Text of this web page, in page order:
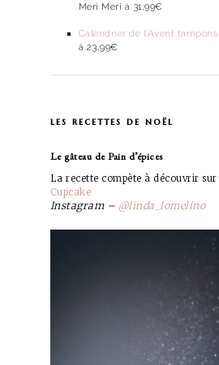
Meri Meri à 31,99€
Calendrier de l’Avent
à 23,99€
les recettes de noël
Le gâteau de Pain d’épices
La recette compète à découvrir sur
Cupcake
Instagram – @linda_lomelino